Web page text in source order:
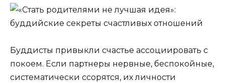
Буддисты привыкли счастье ассоциировать с
покоем. Если партнеры нервные, беспокойные,
систематически ссорятся, их личности